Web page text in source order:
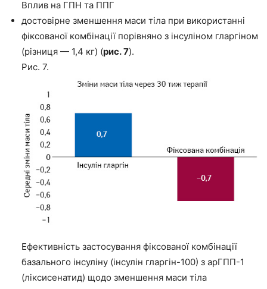
Вплив на ГПН та ППГ
достовірне зменшення маси тіла при використанні
фіксованої комбінації порівняно з інсуліном гларгіном
(різниця — 1,4 кг) (рис. 7).
Рис. 7.
Ефективність застосування фіксованої комбінації
базального інсуліну (інсулін гларгін-100) з арГПП-1
(ліксисенатид) щодо зменшення маси тіла